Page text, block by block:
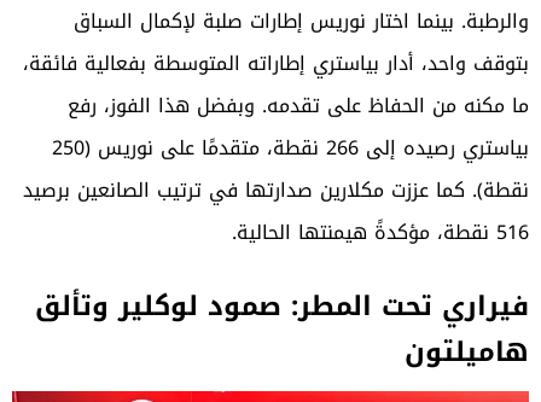
والرطبة. بينما اختار نوريس إطارات صلبة لإكمال السباق
بتوقف واحد، أدار بياستري إطاراته المتوسطة بفعالية فائقة،
ما مكنه من الحفاظ على تقدمه. وبفضل هذا الفوز، رفع
بياستري رصيده إلى 266 نقطة، متقدمًا على نوريس (250
نقطة). كما عززت مكلارين صدارتها في ترتيب الصانعين برصيد
516 نقطة، مؤكدةً هيمنتها الحالية.
فيراري تحت المطر: صمود لوكلير وتألق
هاميلتون